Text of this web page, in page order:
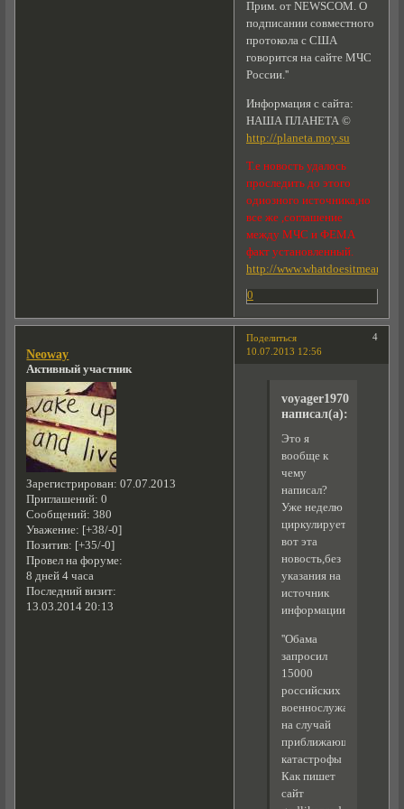
Прим. от NEWSCOM. О
подписании совместного
протокола с США
говорится на сайте МЧС
России.''
Информация с сайта:
НАША ПЛАНЕТА ©
http://planeta.moy.su
Т.е новость удалось
проследить до этого
одиозного источника,но
все же ,соглашение
между МЧС и ФЕМА
факт установленный.
http://
0
Поделиться
4
10.07.2013 12:56
Neoway
Активный участник
Зарегистрирован: 07.07.2013
Приглашений: 0
Сообщений: 380
Уважение: [+38/-0]
Позитив: [+35/-0]
Провел на форуме:
8 дней 4 часа
Последний визит:
13.03.2014 20:13
voyager1970
написал(а):
Это я
вообще к
чему
написал?
Уже неделю
циркулирует
вот эта
новость,без
указания на
источник
информации:
''Обама
запросил
15000
российских
военнослужащих
на случай
приближающейся
катастрофы
Как пишет
сайт